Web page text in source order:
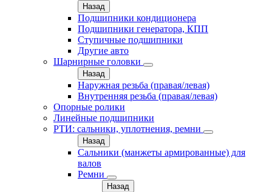
Назад
Подшипники кондиционера
Подшипники генератора, КПП
Ступичные подшипники
Другие авто
Шарнирные головки
Назад
Наружная резьба (правая/левая)
Внутренняя резьба (правая/левая)
Опорные ролики
Линейные подшипники
РТИ: сальники, уплотнения, ремни
Назад
Сальники (манжеты армированные) для
валов
Ремни
Назад